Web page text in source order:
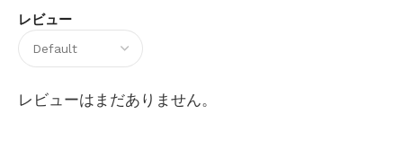
レビュー
レビューはまだありません。